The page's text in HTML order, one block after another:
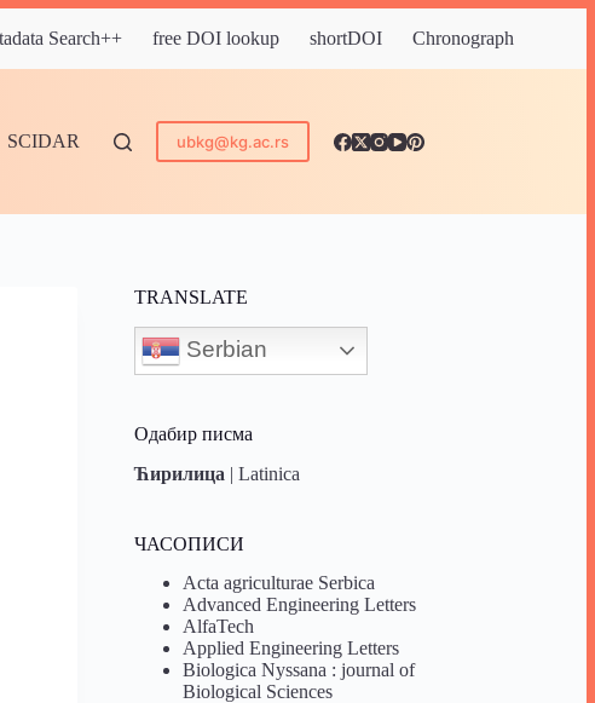
Search++ free DOI lookup shortDOI Chronograph
SCIDAR ubkg@kg.ac.rs
TRANSLATE
Serbian
Одабир писма
Ћирилица |Latinica
ЧАСОПИСИ
Acta agriculturae Serbica
Advanced Engineering Letters
AlfaTech
Applied Engineering Letters
Biologica Nyssana : journal of
Biological Sciences